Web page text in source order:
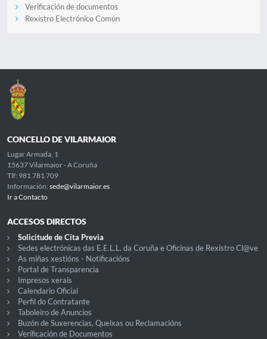
Verificación de documentos
Rexistro Electrónico Común
CONCELLO DE VILARMAIOR
Lugar Armada, 1
15637 Vilarmaior - A Coruña
Tlf: 981 781 709
Información: sede@vilarmaior.es
Ir a Contacto
ACCESOS DIRECTOS
Solicitude de Cita Previa
Sedes electrónicas das E.E.L.L. da Coruña e Oficinas de Rexistro Cl@ve
As miñas xestións - Notificacións
Portal de Transparencia
Impresos xerais
Calendario Oficial
Perfil do Contratante
Taboleiro de Anuncios
Buzón de Suxerencias, Queixas ou Reclamacións
Verificación de Documentos